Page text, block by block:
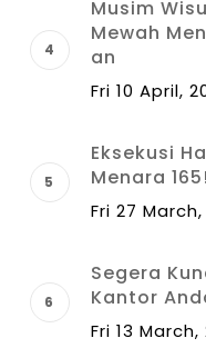
Musim
Mewah
an
Fri 10 April,
Eksekusi
Menara 165!
Fri 27 March,
Segera
Kantor
Fri 13 March,